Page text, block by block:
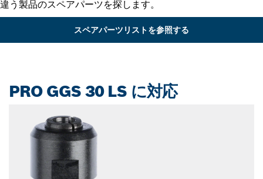
違う製品のスペアパーツを探します。
スペアパーツリストを参照する
PRO GGS 30 LS に対応